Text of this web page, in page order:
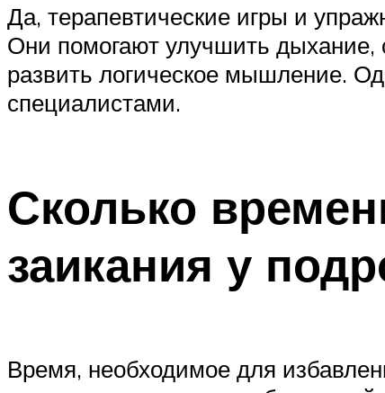
Да, терапевтические игры и
Они помогают улучшить дыхание,
развить логическое мышление.
специалистами.
Сколько
заикания у
Время, необходимое для